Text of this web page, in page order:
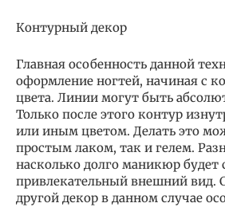
Контурный декор
Главная особенность данной
оформление ногтей, начиная с
цвета. Линии могут быть
Только после этого контур
или иным цветом. Делать это
простым лаком, так и гелем.
насколько долго маникюр будет
привлекательный внешний вид.
другой декор в данном случае